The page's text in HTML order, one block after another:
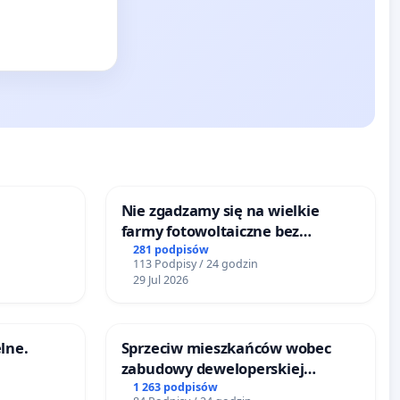
Nie zgadzamy się na wielkie
farmy fotowoltaiczne bez
rzetelnych analiz i akceptacji
mieszkańców
281 podpisów
113 Podpisy / 24 godzin
29 Jul 2026
Sprzeciw mieszkańców wobec
zabudowy deweloperskiej
terenow zielonych w rejonie
1 263 podpisów